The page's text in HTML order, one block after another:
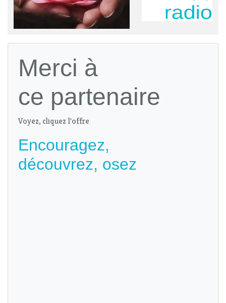
Merci à
ce partenaire
Voyez, cliquez l'offre
Encouragez,
découvrez, osez